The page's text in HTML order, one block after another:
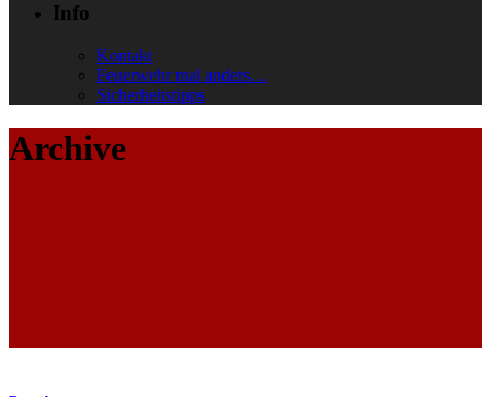
Info
Kontakt
Feuerwehr mal anders…
Sicherheitstipps
Archive